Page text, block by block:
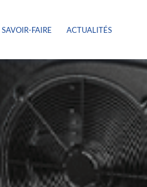
SAVOIR-FAIRE ACTUALITÉS